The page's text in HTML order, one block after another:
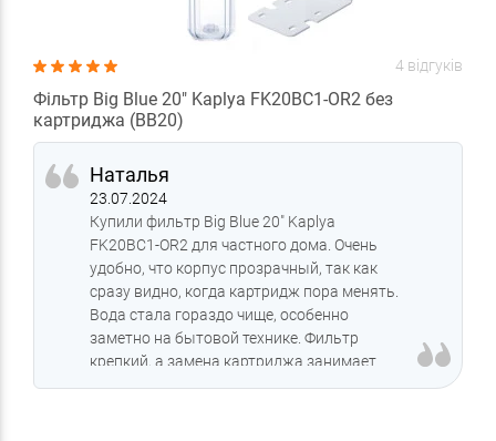
4 відгуків
Фільтр Big Blue 20" Kaplya FK20BC1-OR2 без
картриджа (BB20)
Наталья
23.07.2024
Купили фильтр Big Blue 20" Kaplya
FK20BC1-OR2 для частного дома. Очень
удобно, что корпус прозрачный, так как
сразу видно, когда картридж пора менять.
Вода стала гораздо чище, особенно
заметно на бытовой технике. Фильтр
крепкий, а замена картриджа занимает